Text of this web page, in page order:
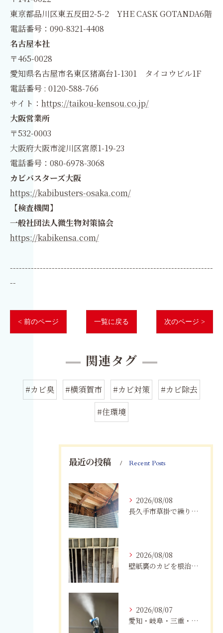
東京都品川区東五反田2-5-2 YHE CASK GOTANDA6階
電話番号：090-8321-4408
名古屋本社
〒465-0028
愛知県名古屋市名東区猪高台1-1301 タイコウビル1F
電話番号 : 0120-588-766
サイト： https://taikou-kensou.co.jp/
大阪営業所
〒532-0003
大阪府大阪市淀川区宮原1-19-23
電話番号：080-6978-3068
カビバスターズ大阪
https://kabibusters-osaka.com/
【検査機関】
一般社団法人微生物対策協会
https://kabikensa.com/
--------------------------------------------------------------------
--
< 前のページ 一覧に戻る 次のページ >
関連タグ
#カビ臭 #横須賀市 #カビ対策
#カビ除去
#住環境
最近の投稿 Recent Posts
2026/08/08
長久手市草掛で繰り返すカビにお困りの方へ｜原因から解決策まで紹介
2026/08/08
壁紙裏のカビを根治！下地交換と防カビリフォームの重要性
2026/08/07
愛知・岐阜・三重・静岡でカビアレルギーにお悩みの方へ｜MIST工法®による安全なカビ対策と健康な住まいづくり